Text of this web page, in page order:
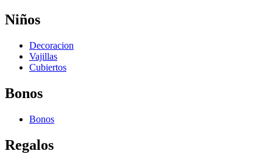
Niños
Decoracion
Vajillas
Cubiertos
Bonos
Bonos
Regalos